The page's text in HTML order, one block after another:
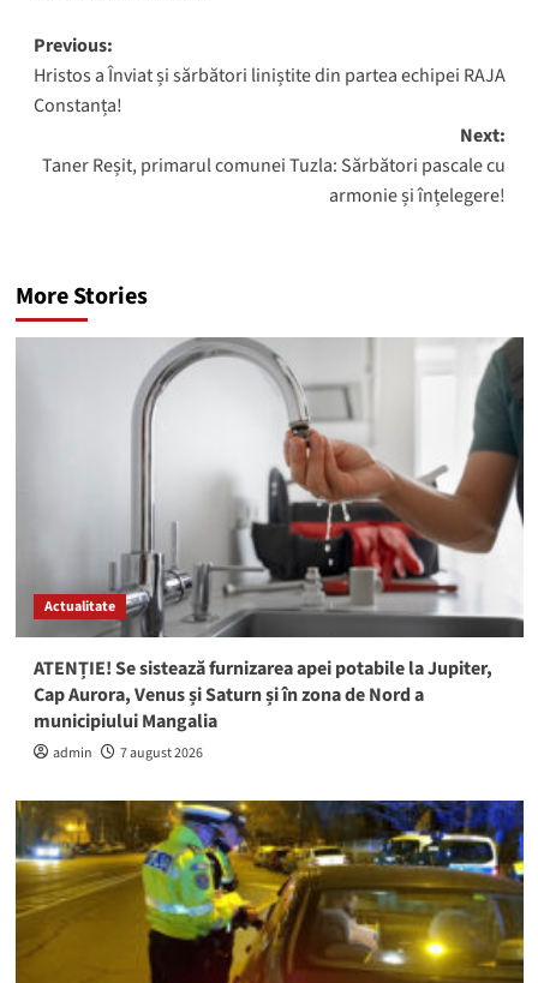
Post
navigation
Previous:
Hristos a Înviat și sărbători liniștite din partea echipei RAJA
Constanța!
Next:
Taner Reșit, primarul comunei Tuzla: Sărbători pascale cu
armonie și înțelegere!
More Stories
Actualitate
ATENȚIE! Se sistează furnizarea apei potabile la Jupiter,
Cap Aurora, Venus și Saturn și în zona de Nord a
municipiului Mangalia
admin 7 august 2026